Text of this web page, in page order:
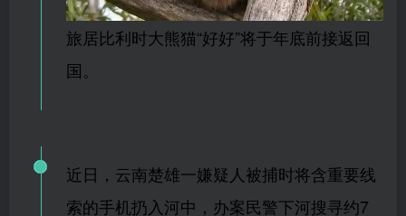
旅居比利时大熊猫“好好”将于年底前接返回
国。
近日，云南楚雄一嫌疑人被捕时将含重要线
索的手机扔入河中，办案民警下河搜寻约7